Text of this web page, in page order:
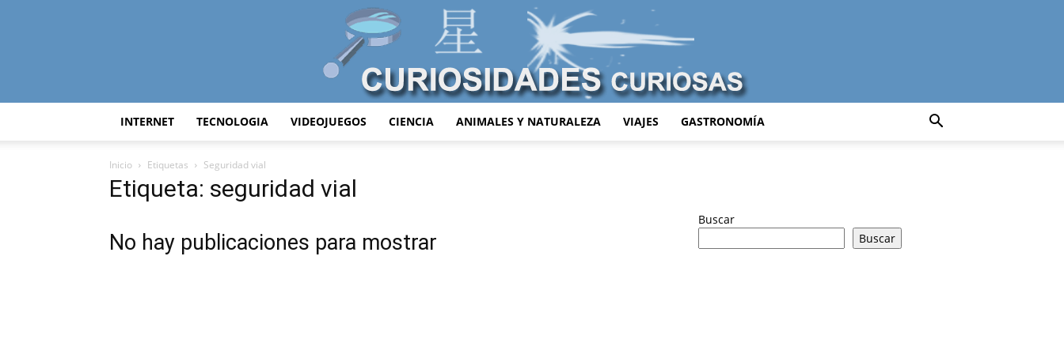
INTERNET TECNOLOGIA VIDEOJUEGOS CIENCIA ANIMALES Y NATURALEZA VIAJES GASTRONOMÍA
Inicio Etiquetas Seguridad vial
Etiqueta: seguridad vial
No hay publicaciones para mostrar
Buscar
Buscar